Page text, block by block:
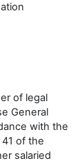
of legal
General
with the
of the
salaried